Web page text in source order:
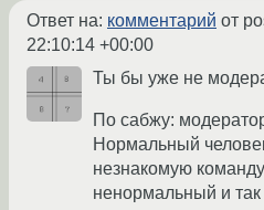
Ответ на: комментарий от
22:10:14 +00:00
Ты бы уже не
По сабжу:
Нормальный
незнакомую
ненормальный и так